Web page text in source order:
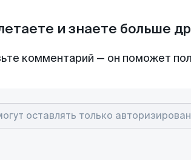
и знаете больше
комментарий — он поможет